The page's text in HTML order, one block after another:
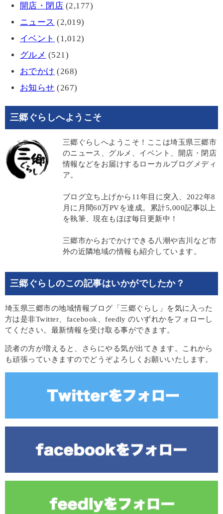
開店・閉店 (2,177)
ニュース (2,019)
イベント (1,012)
グルメ (521)
おでかけ (268)
お知らせ (267)
三郷ぐらしへようこそ
三郷ぐらしへようこそ！ここは埼玉県三郷市
のニュース、グルメ、イベント、開店・閉店
情報などをお届けするローカルブログメディ
ア。
ブログ立ち上げから11年目に突入、2022年8
月に月間60万PVを達成。累計5,000記事以上
を執筆、現在もほぼ毎日更新中！
三郷市からおでかけできる八潮や吉川など市
外の近隣地域の情報も紹介しています。
三郷ぐらしのこの記事はいかがでしたか？
埼玉県三郷市の地域情報ブログ「三郷ぐらし」を気に入った
方は是非Twitter、facebook、feedly のいずれかをフォローし
てください。最新情報を受け取る事ができます。
読者の方が増えると、さらにやる気が出てきます。これから
も頑張っていきますのでどうぞよろしくお願いいたします。